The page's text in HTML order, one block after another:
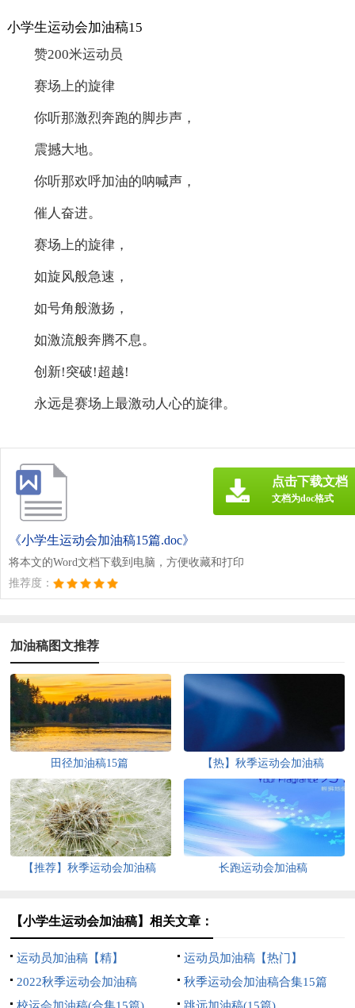
小学生运动会加油稿15
赞200米运动员
赛场上的旋律
你听那激烈奔跑的脚步声，
震撼大地。
你听那欢呼加油的呐喊声，
催人奋进。
赛场上的旋律，
如旋风般急速，
如号角般激扬，
如激流般奔腾不息。
创新!突破!超越!
永远是赛场上最激动人心的旋律。
《小学生运动会加油稿15篇.doc》
将本文的Word文档下载到电脑，方便收藏和打印
推荐度：
点击下载文档
文档为doc格式
加油稿图文推荐
田径加油稿15篇 【热】秋季运动会加油稿
【推荐】秋季运动会加油稿 长跑运动会加油稿
【小学生运动会加油稿】相关文章：
运动员加油稿【精】
运动员加油稿【热门】
2022秋季运动会加油稿
秋季运动会加油稿合集15篇